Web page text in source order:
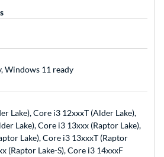
Windows 11 ready
Lake), Core i3 12xxxT (Alder Lake),
Lake), Core i3 13xxx (Raptor Lake),
Lake), Core i3 13xxxT (Raptor
(Raptor Lake-S), Core i3 14xxxF